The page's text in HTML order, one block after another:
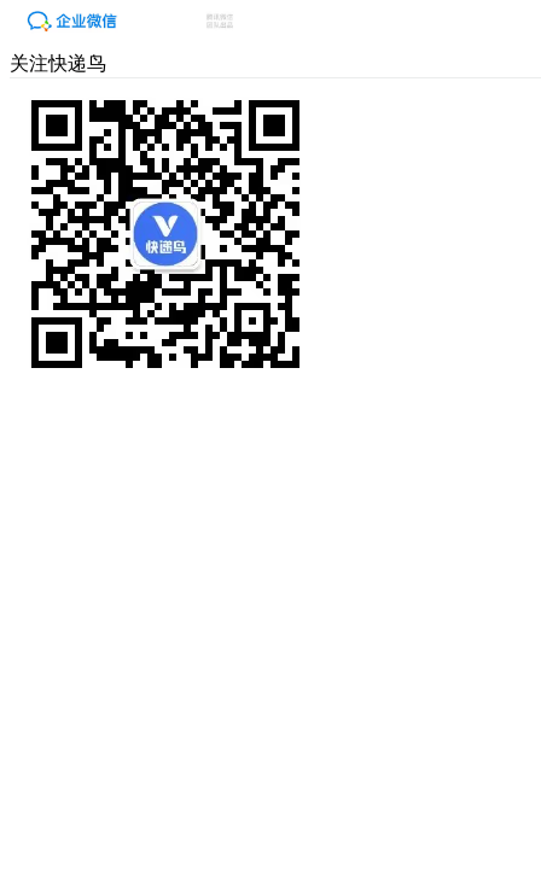
关注快递鸟